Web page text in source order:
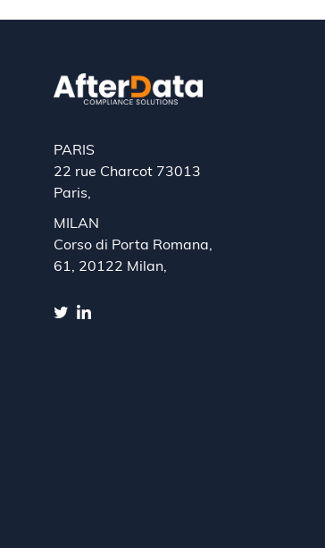
PARIS
22 rue Charcot 73013
Paris,
MILAN
Corso di Porta Romana,
61, 20122 Milan,